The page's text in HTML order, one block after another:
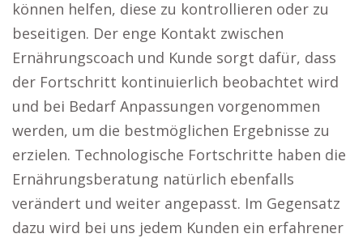
können helfen, diese zu kontrollieren oder zu
beseitigen. Der enge Kontakt zwischen
Ernährungscoach und Kunde sorgt dafür, dass
der Fortschritt kontinuierlich beobachtet wird
und bei Bedarf Anpassungen vorgenommen
werden, um die bestmöglichen Ergebnisse zu
erzielen. Technologische Fortschritte haben die
Ernährungsberatung natürlich ebenfalls
verändert und weiter angepasst. Im Gegensatz
dazu wird bei uns jedem Kunden ein erfahrener